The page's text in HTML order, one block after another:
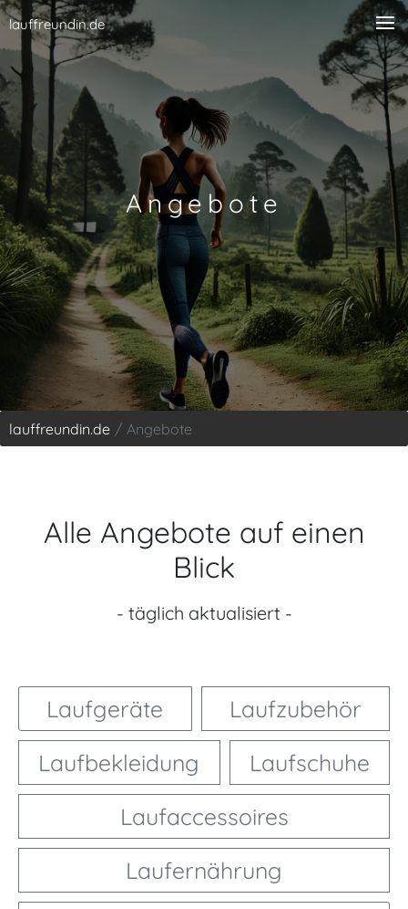
lauffreundin.de
Angebote
lauffreundin.de Angebote
Alle Angebote auf einen
Blick
- täglich aktualisiert -
Laufgeräte
Laufzubehör
Laufbekleidung
Laufschuhe
Laufaccessoires
Laufernährung